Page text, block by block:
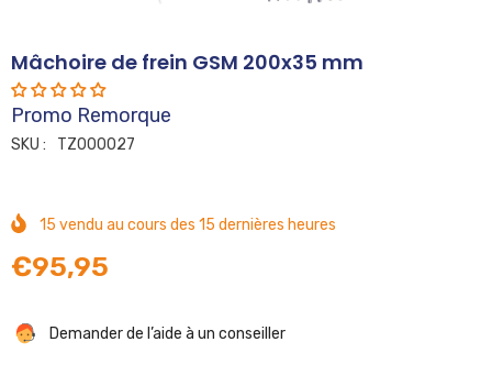
Mâchoire de frein GSM 200x35 mm
Promo Remorque
SKU : TZ000027
15 vendu au cours des 15 dernières heures
€95,95
Demander de l’aide à un conseiller